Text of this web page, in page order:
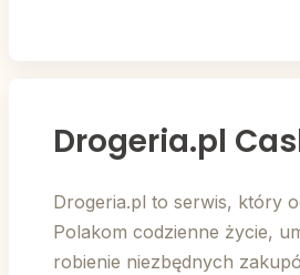
Drogeria.pl
Drogeria.pl to serwis, który
Polakom codzienne życie,
robienie niezbędnych